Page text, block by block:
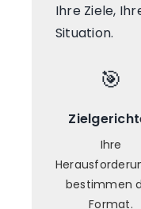
Ihre Ziele,
Situation.
🎯
Ihre
bestimmen
Format.